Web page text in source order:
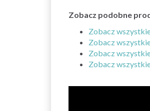
Zobacz podobne
Zobacz
Zobacz
Zobacz
Zobacz